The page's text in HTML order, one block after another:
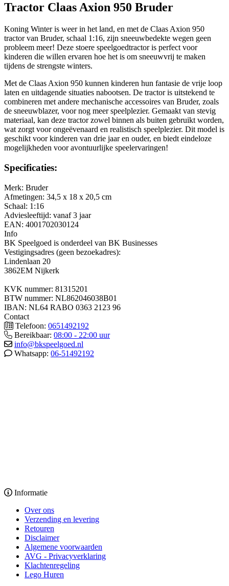
Tractor Claas Axion 950 Bruder
Koning Winter is weer in het land, en met de Claas Axion 950
tractor van Bruder, schaal 1:16, zijn sneeuwbedekte wegen geen
probleem meer! Deze stoere speelgoedtractor is perfect voor
kinderen die willen ervaren hoe het is om sneeuwvrij te maken
tijdens de strengste winters.
Met de Claas Axion 950 kunnen kinderen hun fantasie de vrije loop
laten en uitdagende situaties nabootsen. De tractor is uitstekend te
combineren met andere mechanische accessoires van Bruder, zoals
de sneeuwblazer, voor nog meer speelplezier. Gemaakt van stevig
materiaal, kan deze tractor zowel binnen als buiten gebruikt worden,
wat zorgt voor ongeëvenaard en realistisch speelplezier. Dit model is
geschikt voor kinderen van drie jaar en ouder, en biedt eindeloze
mogelijkheden voor avontuurlijke speelervaringen!
Specificaties:
Merk: Bruder
Afmetingen: 34,5 x 18 x 20,5 cm
Schaal: 1:16
Adviesleeftijd: vanaf 3 jaar
EAN: 4001702030124
Info
BK Speelgoed is onderdeel van BK Businesses
Vestigingsadres (geen bezoekadres):
Lindenlaan 20
3862EM Nijkerk
KVK nummer: 81315201
BTW nummer: NL862046038B01
IBAN: NL64 RABO 0363 2123 96
Contact
Telefoon: 0651492192
Bereikbaar: 08:00 - 22:00 uur
info@bkspeelgoed.nl
Whatsapp: 06-51492192
Informatie
Over ons
Verzending en levering
Retouren
Disclaimer
Algemene voorwaarden
AVG - Privacyverklaring
Klachtenregeling
Lego Huren